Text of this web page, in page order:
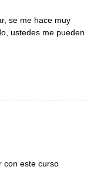
se me hace muy
ustedes me pueden
con este curso